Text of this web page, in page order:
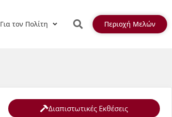
Για τον Πολίτη Περιοχή Μελών
Διαπιστωτικές Εκθέσεις